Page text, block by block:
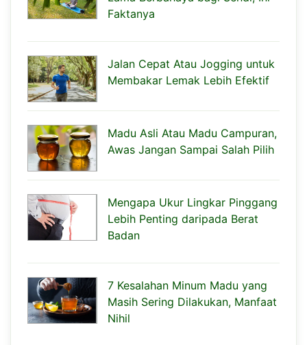
Faktanya
Jalan Cepat Atau Jogging untuk
Membakar Lemak Lebih Efektif
Madu Asli Atau Madu Campuran,
Awas Jangan Sampai Salah Pilih
Mengapa Ukur Lingkar Pinggang
Lebih Penting daripada Berat
Badan
7 Kesalahan Minum Madu yang
Masih Sering Dilakukan, Manfaat
Nihil